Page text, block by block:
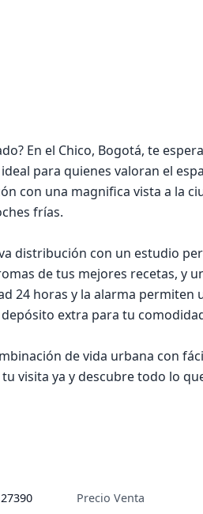
En el Chico, Bogotá, te
para quienes valoran el
con una magnifica vista a la
frías.
distribución con un estudio
de tus mejores recetas, y
24 horas y la alarma permiten
extra para tu
de vida urbana con
visita ya y descubre todo lo
27390 Precio Venta